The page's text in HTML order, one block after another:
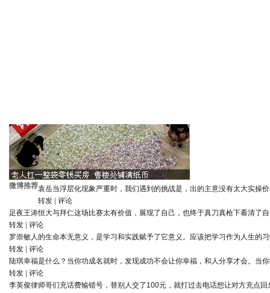
微博推荐袁岳当浮层化现象严重时，我们遇到的挑战是，出的主意没有太大实操
转发
评论
足夜王涛恒大与拜仁这场比赛太有价值，展现了自己，也终于真刀真枪下看清了
转发
评论
罗崇敏人的生命本无意义，是学习和实践赋予了它意义。应该把学习作为人生的
转发
评论
陆琪幸福是什么？当你功成名就时，发现成功不会让你幸福，和人分享才会。当
转发
评论
李英俊律师哥们充话费输错号，替别人交了100元，就打过去电话想让对方充点